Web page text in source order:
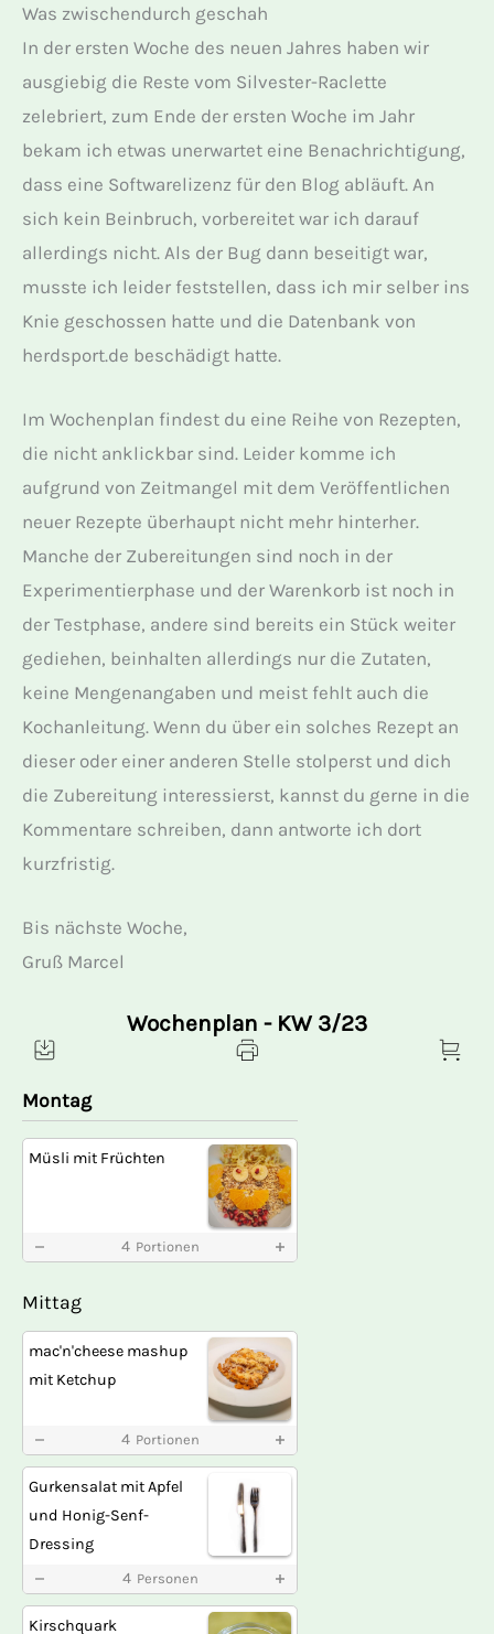
Was zwischendurch geschah
In der ersten Woche des neuen Jahres haben wir
ausgiebig die Reste vom Silvester-Raclette
zelebriert, zum Ende der ersten Woche im Jahr
bekam ich etwas unerwartet eine Benachrichtigung,
dass eine Softwarelizenz für den Blog abläuft. An
sich kein Beinbruch, vorbereitet war ich darauf
allerdings nicht. Als der Bug dann beseitigt war,
musste ich leider feststellen, dass ich mir selber ins
Knie geschossen hatte und die Datenbank von
herdsport.de beschädigt hatte.
Im Wochenplan findest du eine Reihe von Rezepten,
die nicht anklickbar sind. Leider komme ich
aufgrund von Zeitmangel mit dem Veröffentlichen
neuer Rezepte überhaupt nicht mehr hinterher.
Manche der Zubereitungen sind noch in der
Experimentierphase und der Warenkorb ist noch in
der Testphase, andere sind bereits ein Stück weiter
gediehen, beinhalten allerdings nur die Zutaten,
keine Mengenangaben und meist fehlt auch die
Kochanleitung. Wenn du über ein solches Rezept an
dieser oder einer anderen Stelle stolperst und dich
die Zubereitung interessierst, kannst du gerne in die
Kommentare schreiben, dann antworte ich dort
kurzfristig.
Bis nächste Woche,
Gruß Marcel
Wochenplan - KW 3/23
Montag
Müsli mit Früchten
4 Portionen
Mittag
mac'n'cheese mashup
mit Ketchup
4 Portionen
Gurkensalat mit Apfel
und Honig-Senf-
Dressing
4 Personen
Kirschquark